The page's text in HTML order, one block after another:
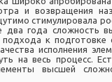
и возвращения
стимулировала
два года сложность
к
исполнения
на весь процесс.
высшей